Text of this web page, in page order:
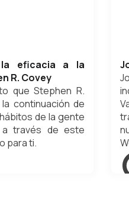
eficacia a la
R. Covey
que Stephen R.
continuación de
de la gente
a través de este
para ti.